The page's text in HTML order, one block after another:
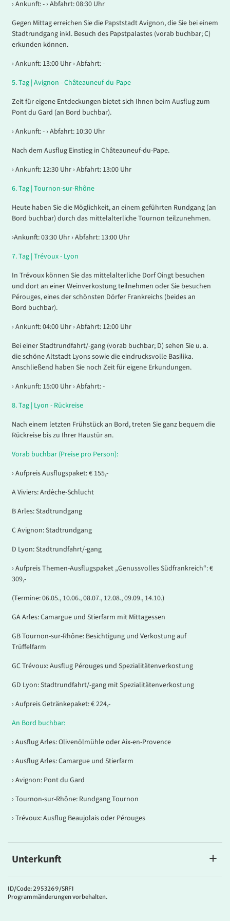
› Ankunft: - › Abfahrt: 08:30 Uhr
Gegen Mittag erreichen Sie die Papststadt Avignon, die Sie bei einem
Stadtrundgang inkl. Besuch des Papstpalastes (vorab buchbar; C)
erkunden können.
› Ankunft: 13:00 Uhr › Abfahrt: -
5.Tag | Avignon - Châteauneuf-du-Pape
Zeit für eigene Entdeckungen bietet sich Ihnen beim Ausflug zum
Pont du Gard (an Bord buchbar).
› Ankunft: - › Abfahrt: 10:30 Uhr
Nach dem Ausflug Einstieg in Châteauneuf-du-Pape.
› Ankunft: 12:30 Uhr › Abfahrt: 13:00 Uhr
6.Tag | Tournon-sur-Rhône
Heute haben Sie die Möglichkeit, an einem geführten Rundgang (an
Bord buchbar) durch das mittelalterliche Tournon teilzunehmen.
›Ankunft: 03:30 Uhr › Abfahrt: 13:00 Uhr
7.Tag | Trévoux - Lyon
In Trévoux können Sie das mittelalterliche Dorf Oingt besuchen
und dort an einer Weinverkostung teilnehmen oder Sie besuchen
Pérouges, eines der schönsten Dörfer Frankreichs (beides an
Bord buchbar).
› Ankunft: 04:00 Uhr › Abfahrt: 12:00 Uhr
Bei einer Stadtrundfahrt/-gang (vorab buchbar; D) sehen Sie u. a.
die schöne Altstadt Lyons sowie die eindrucksvolle Basilika.
Anschließend haben Sie noch Zeit für eigene Erkundungen.
› Ankunft: 15:00 Uhr › Abfahrt: -
8.Tag | Lyon - Rückreise
Nach einem letzten Frühstück an Bord, treten Sie ganz bequem die
Rückreise bis zu Ihrer Haustür an.
Vorab buchbar (Preise pro Person):
› Aufpreis Ausflugspaket: € 155,-
A Viviers: Ardèche-Schlucht
B Arles: Stadtrundgang
C Avignon: Stadtrundgang
D Lyon: Stadtrundfahrt/-gang
› Aufpreis Themen-Ausflugspaket „Genussvolles Südfrankreich“: €
309,-
(Termine: 06.05., 10.06., 08.07., 12.08., 09.09., 14.10.)
GA Arles: Camargue und Stierfarm mit Mittagessen
GB Tournon-sur-Rhône: Besichtigung und Verkostung auf
Trüffelfarm
GC Trévoux: Ausflug Pérouges und Spezialitätenverkostung
GD Lyon: Stadtrundfahrt/-gang mit Spezialitätenverkostung
› Aufpreis Getränkepaket: € 224,-
An Bord buchbar:
› Ausflug Arles: Olivenölmühle oder Aix-en-Provence
› Ausflug Arles: Camargue und Stierfarm
› Avignon: Pont du Gard
› Tournon-sur-Rhône: Rundgang Tournon
› Trévoux: Ausflug Beaujolais oder Pérouges
Unterkunft
BIJOU DU RHÔNE
Kabinen-Ausstattung:
ID/Code: 2953269/SRF1
Programmänderungen vorbehalten.